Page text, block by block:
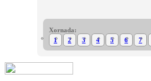
Xornada:
1
2 3 4 5 6 7